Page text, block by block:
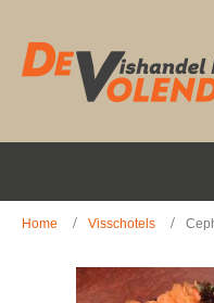
Home Visschotels